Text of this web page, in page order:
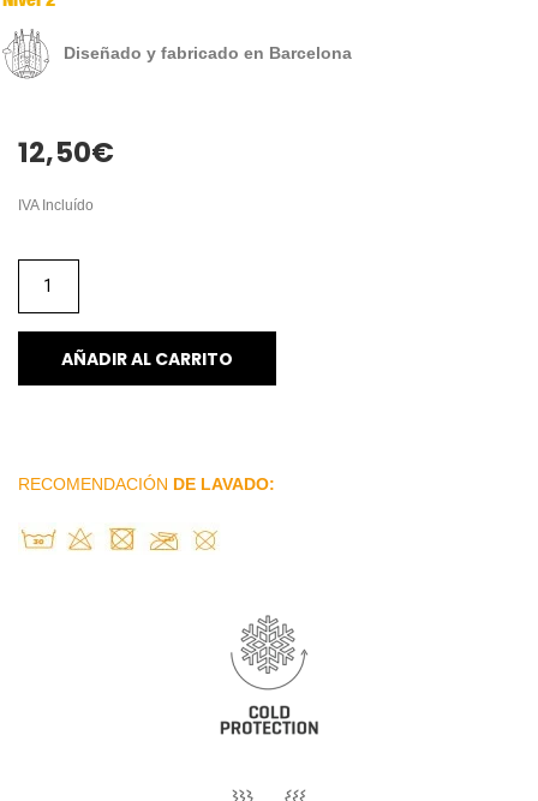
Diseñado y fabricado en Barcelona
12,50€
IVA Incluído
AÑADIR AL CARRITO
RECOMENDACIÓN DE LAVADO: